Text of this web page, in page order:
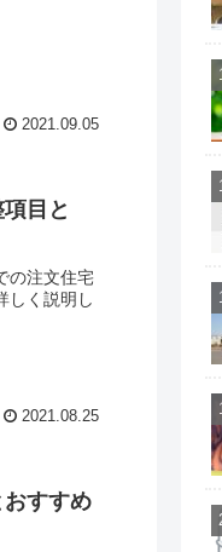
2021.09.05
目と
の注文住宅
しく説明し
2021.08.25
おすすめ